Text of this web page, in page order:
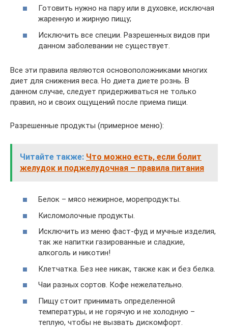
Готовить нужно на пару или в духовке, исключая
жаренную и жирную пищу;
Исключить все специи. Разрешенных видов при
данном заболевании не существует.
Все эти правила являются основоположниками многих
диет для снижения веса. Но диета диете рознь. В
данном случае, следует придерживаться не только
правил, но и своих ощущений после приема пищи.
Разрешенные продукты (примерное меню):
Читайте также: Что можно есть, если болит
желудок и поджелудочная – правила питания
Белок – мясо нежирное, морепродукты.
Кисломолочные продукты.
Исключить из меню фаст-фуд и мучные изделия,
так же напитки газированные и сладкие,
алкоголь и никотин!
Клетчатка. Без нее никак, также как и без белка.
Чаи разных сортов. Кофе нежелательно.
Пищу стоит принимать определенной
температуры, и не горячую и не холодную –
теплую, чтобы не вызвать дискомфорт.